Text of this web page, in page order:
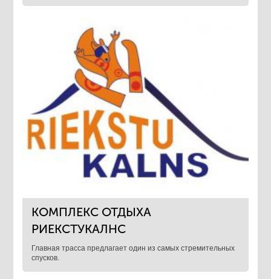
КОМПЛЕКС ОТДЫХА
РИЕКСТУКАЛНС
​Главная трасса предлагает один из самых стремительных
спусков.